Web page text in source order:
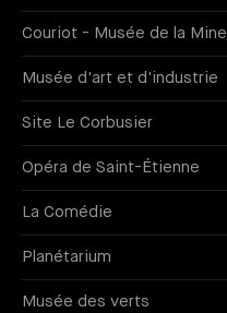
Couriot - Musée de la Mine
Musée d'art et d'industrie
Site Le Corbusier
Opéra de Saint-Étienne
La Comédie
Planétarium
Musée des verts